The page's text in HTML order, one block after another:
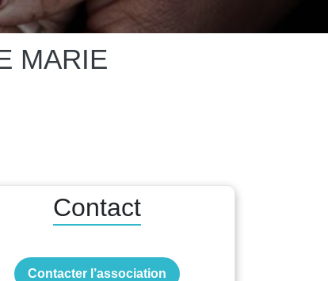
MARIE
Contact
Contacter l’association